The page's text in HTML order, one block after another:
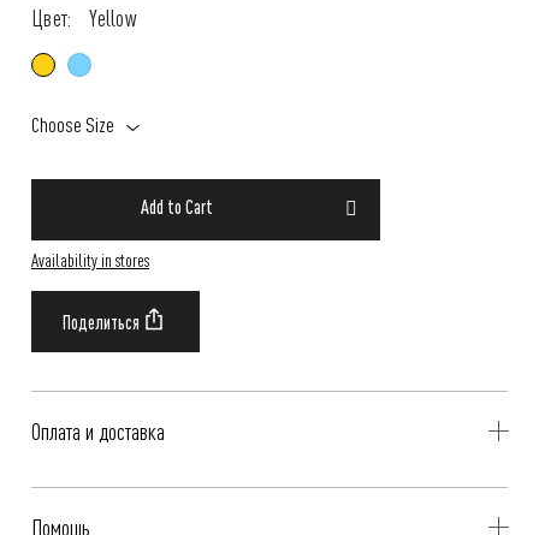
Цвет:
Yellow
Choose Size
Add to Cart
Availability in stores
Оплата и доставка
Помощь